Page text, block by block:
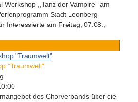
,,Tanz der Vampire‘‘ am
Stadt Leonberg
Interessierte am Freitag, 07.08.,
"Traumwelt"
des Chorverbands über die